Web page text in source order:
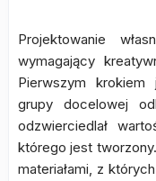
Projektowanie
wymagający
Pierwszym
grupy docelowej
odzwierciedlał
którego jest
materiałami, z